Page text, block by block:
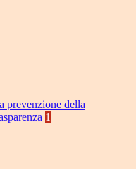
prevenzione della
1